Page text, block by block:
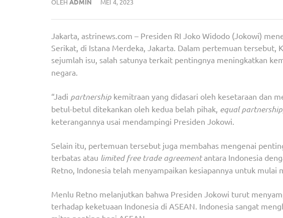
OLEH ADMIN MEI 4, 2023
Jakarta, astrinews.com – Presiden RI Joko Widodo (Jokowi)
Serikat, di Istana Merdeka, Jakarta. Dalam pertemuan tersebut,
sejumlah isu, salah satunya terkait pentingnya meningkatkan
negara.
“Jadi partnership kemitraan yang didasari oleh kesetaraan dan
betul-betul ditekankan oleh kedua belah pihak, equal partnership
keterangannya usai mendampingi Presiden Jokowi.
Selain itu, pertemuan tersebut juga membahas mengenai
terbatas atau limited free trade agreementantara Indonesia
Retno, Indonesia telah menyampaikan kesiapannya untuk mulai
Menlu Retno melanjutkan bahwa Presiden Jokowi turut
terhadap keketuaan Indonesia di ASEAN. Indonesia sangat